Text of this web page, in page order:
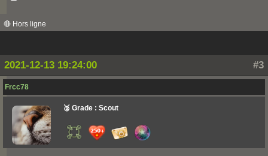
🔴 Hors ligne
#3
2021-12-13 19:24:00
Frcc78
🥉 Grade : Scout